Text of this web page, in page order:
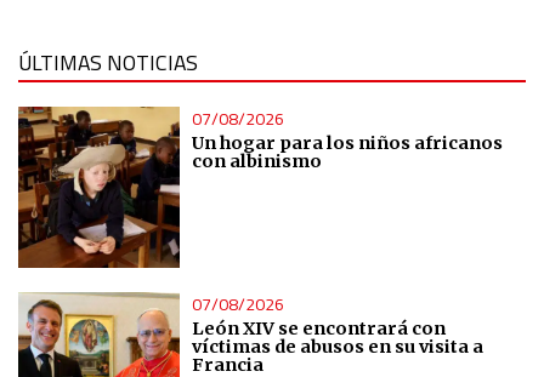
ÚLTIMAS NOTICIAS
07/08/2026
Un hogar para los niños africanos
con albinismo
07/08/2026
León XIV se encontrará con
víctimas de abusos en su visita a
Francia